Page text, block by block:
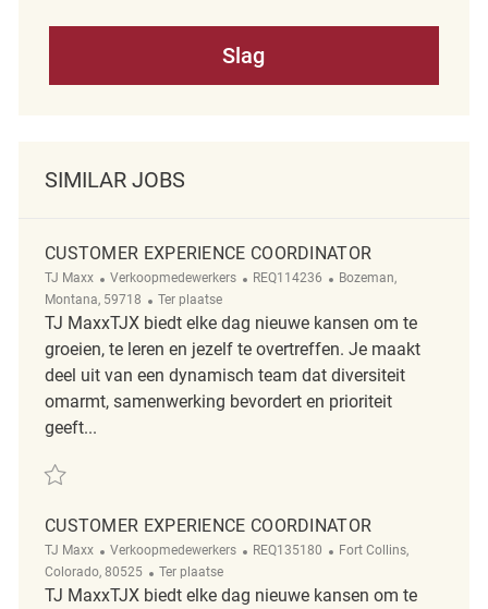
Slag
SIMILAR JOBS
CUSTOMER EXPERIENCE COORDINATOR
TJ Maxx Categorie
Verkoopmedewerkers ReqId
REQ114236 Plaats
Bozeman,
Montana, 59718
Afgelegen
Ter plaatse
TJ MaxxTJX biedt elke dag nieuwe kansen om te
groeien, te leren en jezelf te overtreffen. Je maakt
deel uit van een dynamisch team dat diversiteit
omarmt, samenwerking bevordert en prioriteit
geeft...
Redden Customer Experience Coordinator REQ114236
CUSTOMER EXPERIENCE COORDINATOR
TJ Maxx Categorie
Verkoopmedewerkers ReqId
REQ135180 Plaats
Fort Collins,
Colorado, 80525
Afgelegen
Ter plaatse
TJ MaxxTJX biedt elke dag nieuwe kansen om te